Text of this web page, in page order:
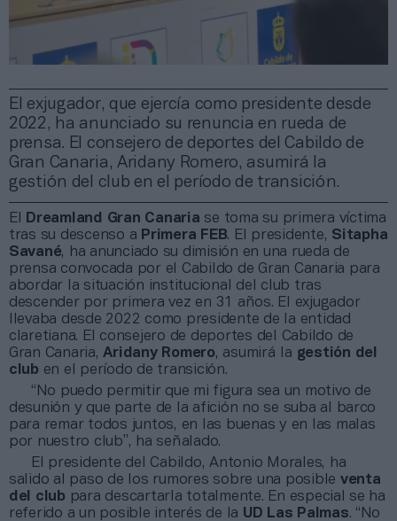
El exjugador, que ejercía como presidente desde
2022, ha anunciado su renuncia en rueda de
prensa. El consejero de deportes del Cabildo de
Gran Canaria, Aridany Romero, asumirá la
gestión del club en el período de transición.
El Dreamland Gran Canaria se toma su primera víctima
tras su descenso a Primera FEB. El presidente, Sitapha
Savané, ha anunciado su dimisión en una rueda de
prensa convocada por el Cabildo de Gran Canaria para
abordar la situación institucional del club tras
descender por primera vez en 31 años. El exjugador
llevaba desde 2022 como presidente de la entidad
claretiana. El consejero de deportes del Cabildo de
Gran Canaria,Aridany Romero, asumirá la gestión del
club en el período de transición.
“No puedo permitir que mi figura sea un motivo de
desunión y que parte de la afición no se suba al barco
para remar todos juntos, en las buenas y en las malas
por nuestro club”, ha señalado.
El presidente del Cabildo, Antonio Morales, ha
salido al paso de los rumores sobre una posible venta
del club para descartarla totalmente. En especial se ha
referido a un posible interés de la UD Las Palmas. “No